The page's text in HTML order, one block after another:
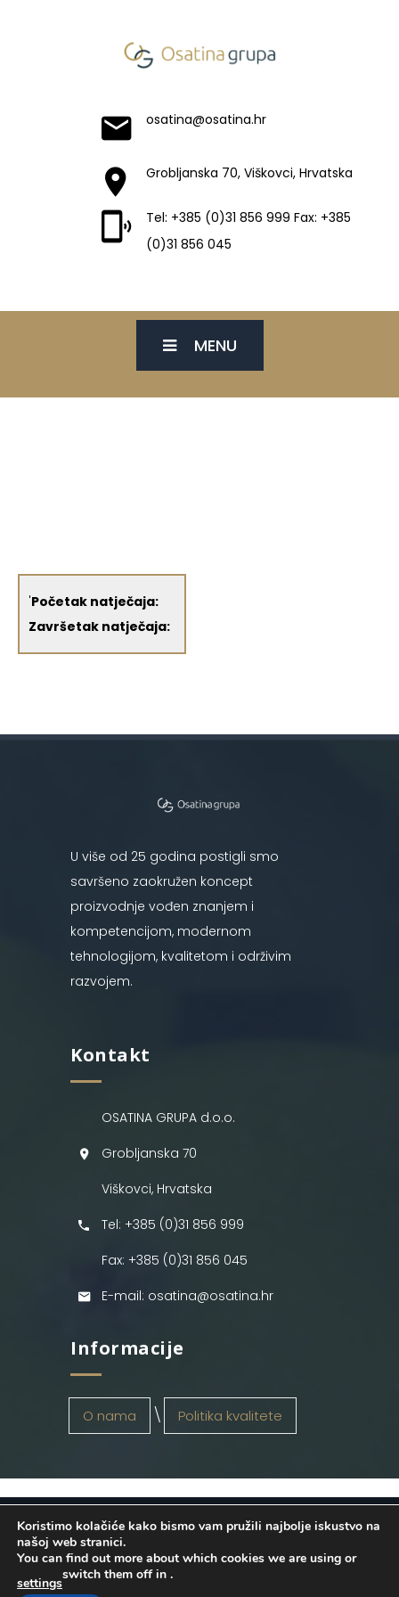
osatina@osatina.hr
Grobljanska 70, Viškovci, Hrvatska
Tel: +385 (0)31 856 999 Fax: +385
(0)31 856 045
MENU
'Početak natječaja:
Završetak natječaja:
U više od 25 godina postigli smo
savršeno zaokružen koncept
proizvodnje vođen znanjem i
kompetencijom, modernom
tehnologijom, kvalitetom i održivim
razvojem.
Kontakt
OSATINA GRUPA d.o.o.
Grobljanska 70
Viškovci, Hrvatska
Tel: +385 (0)31 856 999
Fax: +385 (0)31 856 045
E-mail: osatina@osatina.hr
Informacije
O nama Politika kvalitete
OSATINA GRUPA d.o.o. 2026
. Configured
byINFOS Osijek. Sva prava pridržana.
Koristimo kolačiće kako bismo vam pružili najbolje iskustvo na
našoj web stranici.
You can find out more about which cookies we are using or
switch them off in
settings
.